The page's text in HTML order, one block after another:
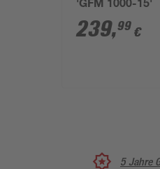
'GFM 1000-15'
239,99 €
5 Jahre